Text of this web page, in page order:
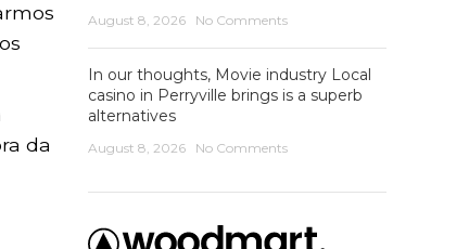
da
August 8, 2026 No Comments
In our thoughts, Movie industry Local
casino in Perryville brings is a superb
alternatives
August 8, 2026 No Comments